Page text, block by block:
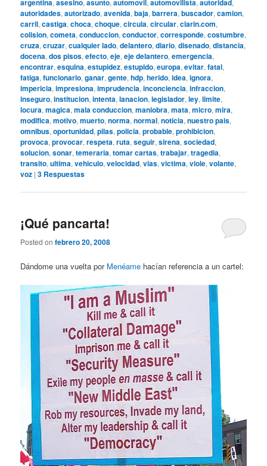
argentina,asesino,asunto,automovil ,automovilista,autoridad,
autoridades,autorizado,avenida,baja,barrera,buscador,camion,
carril,castiga,choca,choque,circula,circular,clarin.com,
colision,cometa,conduccion,conductor,corresponde,costumbre,
cruza,cruzar,cualquier lado,delantero,diario,disenado,distancia,
docena,dos pisos,efecto,eje,eje delantero,emergencia,
encontrar,esquina,estupidez,estupido,europa,evitar,fatal,
fatiga,funcionario,ganar,gente,hdp,herido,idea,ignora,
impericia,impresiona,imprudencia,inconciencia,infraccion,
inseguro,institucion,intenta,lanacion,legislador,ley,limite,
locura,magica,mala conduccion,maniobra,mata,micro,mira,
modifica,motivo,muerto,norma,normal,noticia,nuestro pais,
omnibus,oportunidad,pilas,policia,probable,prohibicion,
provoca,provocar,respeta,ruta,seguir,sirena,sociedad,
solucion,sonar,temeraria,tomar cartas,trabajar,tragedia,
transito,ultima,vehiculo,velocidad,vias,victima,viole,volante,
voz |3 Respuestas
¡Qué pancarta!
Posted onfebrero 20, 2008
Dándome una vuelta por Menéame hacían referencia a un cartel: